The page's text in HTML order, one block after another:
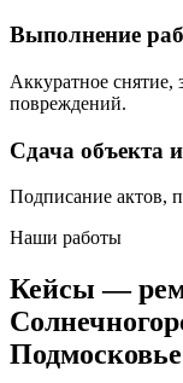
Выполнение
Аккуратное снятие,
повреждений.
Сдача объекта
Подписание актов,
Наши работы
Кейсы —
Подмосковье